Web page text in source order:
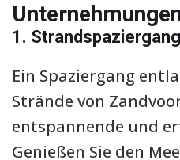
1. Strandspaziergang
Ein Spaziergang
Strände von
entspannende und
Genießen Sie den